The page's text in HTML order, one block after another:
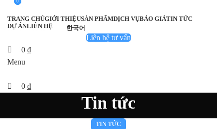
TRANG CHỦGIỚI THIỆUSẢN PHẨMDỊCH VỤBÁO GIÁTIN TỨC
DỰ ÁNLIÊN HỆ 한국어
Liên hệ tư vấn
0
0 ₫
Menu
0
0 ₫
Tin tức
TIN TỨC